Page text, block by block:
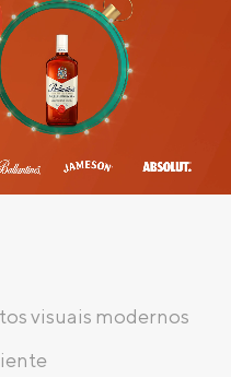
visuais modernos